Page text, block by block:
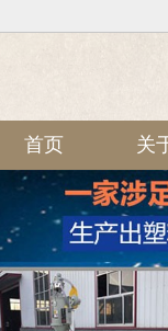
首页 关